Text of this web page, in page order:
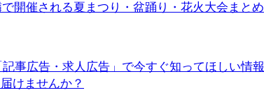
で開催される夏まつり・盆踊り・花火大会まとめ
事広告・求人広告」で今すぐ知ってほしい情報
けませんか？